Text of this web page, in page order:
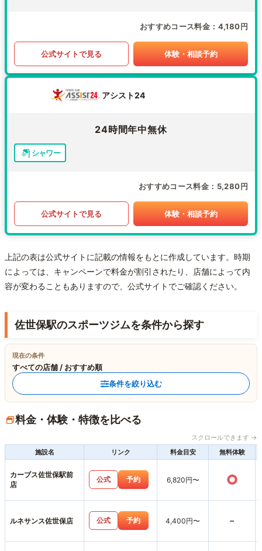
おすすめコース料金 4,180円
公式サイトで見る 体験・相談予約
アシスト24
24時間年中無休
シャワー
おすすめコース料金 5,280円
公式サイトで見る 体験・相談予約
上記の表は公式サイトに記載の情報をもとに作成しています。時期
によっては、キャンペーンで料金が割引されたり、店舗によって内
容が変わることもありますので、公式サイトでご確認ください。
佐世保駅のスポーツジムを条件から探す
現在の条件
すべての店舗 / おすすめ順
条件を絞り込む
料金・体験・特徴を比べる
スクロールできます →
施設名
リンク 料金目安 無料体験
カーブス佐世保駅前
店
公式 予約 6,820円〜 ○
ルネサンス佐世保店 公式 予約 4,400円〜 -